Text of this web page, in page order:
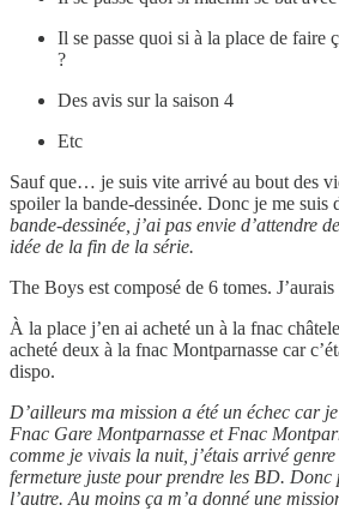
Il se passe quoi si à la place de faire
?
Des avis sur la saison 4
Etc
Sauf que… je suis vite arrivé au bout des
spoiler la bande-dessinée. Donc je me suis
bande-dessinée, j’ai pas envie d’attendre
idée de la fin de la série.
The Boys est composé de 6 tomes.
À la place j’en ai acheté un à la fnac
acheté deux à la fnac Montparnasse car
dispo.
D’ailleurs ma mission a été un échec car
Fnac Gare Montparnasse et Fnac
comme je vivais la nuit, j’étais arrivé
fermeture juste pour prendre les BD. Donc
l’autre. Au moins ça m’a donné une